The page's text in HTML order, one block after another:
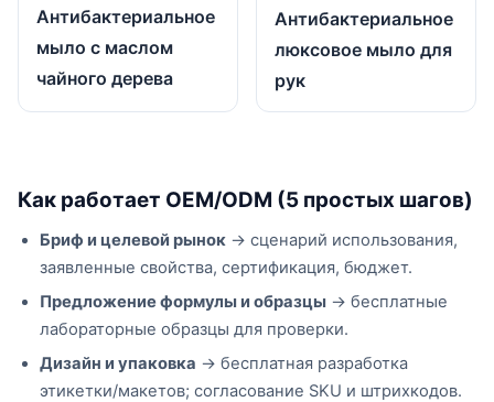
Антибактериальное
мыло с маслом
чайного дерева
Антибактериальное
люксовое мыло для
рук
Как работает OEM/ODM (5 простых шагов)
Бриф и целевой рынок → сценарий использования,
заявленные свойства, сертификация, бюджет.
Предложение формулы и образцы → бесплатные
лабораторные образцы для проверки.
Дизайн и упаковка → бесплатная разработка
этикетки/макетов; согласование SKU и штрихкодов.